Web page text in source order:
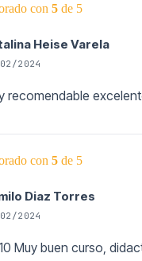
con5 de 5
Heise Varela
2024
recomendable
con5 de 5
Diaz Torres
2024
Muy buen curso,